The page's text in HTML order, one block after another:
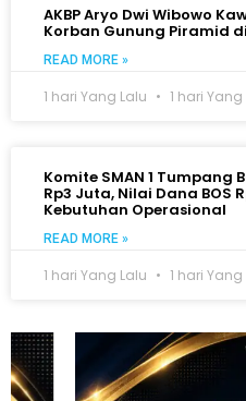
AKBP Aryo Dwi Wibowo
Korban Gunung Piramid
READ MORE »
1 hari Yang Lalu 1 hari Yang
Komite SMAN 1
Rp3 Juta, Nilai Dana BOS
Kebutuhan Operasional
READ MORE »
1 hari Yang Lalu 1 hari Yang